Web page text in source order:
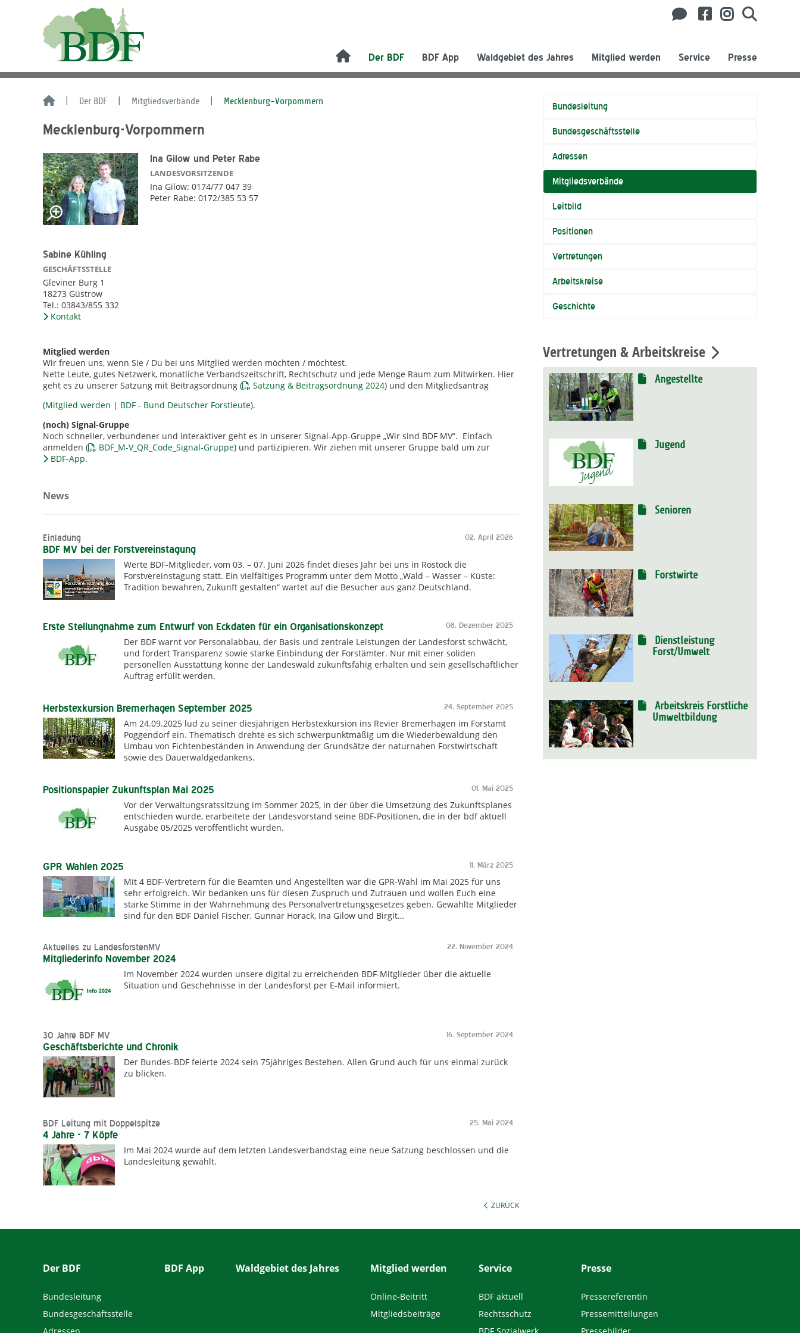
Der BDF BDF App Waldgebiet des Jahres Mitglied werden Service Presse
Der BDF Mitgliedsverbände Mecklenburg-Vorpommern
Mecklenburg-Vorpommern
Ina Gilow und Peter Rabe
LANDESVORSITZENDE
Ina Gilow: 0174/77 047 39
Peter Rabe: 0172/385 53 57
Sabine Kühling
GESCHÄFTSSTELLE
Gleviner Burg 1
18273 Güstrow
Tel.: 03843/855 332
Kontakt
Mitglied werden
Wir freuen uns, wenn Sie / Du bei uns Mitglied werden möchten / möchtest.
Nette Leute, gutes Netzwerk, monatliche Verbandszeitschrift, Rechtschutz und jede Menge Raum zum Mitwirken. Hier
geht es zu unserer Satzung mit Beitragsordnung (
Satzung & Beitragsordnung 2024) und den Mitgliedsantrag
(Mitglied werden | BDF - Bund Deutscher Forstleute).
(noch) Signal-Gruppe
Noch schneller, verbundener und interaktiver geht es in unserer Signal-App-Gruppe „Wir sind BDF MV“. Einfach
anmelden (
BDF_M-V_QR_Code_Signal-Gruppe) und partizipieren. Wir ziehen mit unserer Gruppe bald um zur
BDF-App.
News
02. April 2026
Einladung
BDF MV bei der Forstvereinstagung
Werte BDF-Mitglieder, vom 03. – 07. Juni 2026 findet dieses Jahr bei uns in Rostock die
Forstvereinstagung statt. Ein vielfältiges Programm unter dem Motto „Wald – Wasser – Küste:
Tradition bewahren, Zukunft gestalten“ wartet auf die Besucher aus ganz Deutschland.
08. Dezember 2025
Erste Stellungnahme zum Entwurf von Eckdaten für ein Organisationskonzept
Der BDF warnt vor Personalabbau, der Basis und zentrale Leistungen der Landesforst schwächt,
und fordert Transparenz sowie starke Einbindung der Forstämter. Nur mit einer soliden
personellen Ausstattung könne der Landeswald zukunftsfähig erhalten und sein gesellschaftlicher
Auftrag erfüllt werden.
24. September 2025
Herbstexkursion Bremerhagen September 2025
Am 24.09.2025 lud zu seiner diesjährigen Herbstexkursion ins Revier Bremerhagen im Forstamt
Poggendorf ein. Thematisch drehte es sich schwerpunktmäßig um die Wiederbewaldung den
Umbau von Fichtenbeständen in Anwendung der Grundsätze der naturnahen Forstwirtschaft
sowie des Dauerwaldgedankens.
01. Mai 2025
Positionspapier Zukunftsplan Mai 2025
Vor der Verwaltungsratssitzung im Sommer 2025, in der über die Umsetzung des Zukunftsplanes
entschieden wurde, erarbeitete der Landesvorstand seine BDF-Positionen, die in der bdf aktuell
Ausgabe 05/2025 veröffentlicht wurden.
11. März 2025
GPR Wahlen 2025
Mit 4 BDF-Vertretern für die Beamten und Angestellten war die GPR-Wahl im Mai 2025 für uns
sehr erfolgreich. Wir bedanken uns für diesen Zuspruch und Zutrauen und wollen Euch eine
starke Stimme in der Wahrnehmung des Personalvertretungsgesetzes geben. Gewählte Mitglieder
sind für den BDF Daniel Fischer, Gunnar Horack, Ina Gilow und Birgit…
22. November 2024
Aktuelles zu LandesforstenMV
Mitgliederinfo November 2024
Im November 2024 wurden unsere digital zu erreichenden BDF-Mitglieder über die aktuelle
Situation und Geschehnisse in der Landesforst per E-Mail informiert.
16. September 2024
30 Jahre BDF MV
Geschäftsberichte und Chronik
Der Bundes-BDF feierte 2024 sein 75jähriges Bestehen. Allen Grund auch für uns einmal zurück
zu blicken.
25. Mai 2024
BDF Leitung mit Doppelspitze
4 Jahre - 7 Köpfe
Im Mai 2024 wurde auf dem letzten Landesverbandstag eine neue Satzung beschlossen und die
Landesleitung gewählt.
ZURÜCK
Bundesleitung
Bundesgeschäftsstelle
Adressen
Mitgliedsverbände
Leitbild
Positionen
Vertretungen
Arbeitskreise
Geschichte
Vertretungen & Arbeitskreise
Angestellte
Jugend
Senioren
Forstwirte
Dienstleistung
Forst/Umwelt
Arbeitskreis Forstliche
Umweltbildung
Der BDF
Bundesleitung
Bundesgeschäftsstelle
BDF App Waldgebiet des Jahres Mitglied werden
Online-Beitritt
Mitgliedsbeiträge
Service
BDF aktuell
Rechtsschutz
Presse
Pressereferentin
Pressemitteilungen